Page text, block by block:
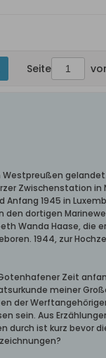
Seite
Zwischenstation in
1945 in
den dortigen
Wanda Haase, die
1944, zur
Zeit
meiner
der
sein. Aus
durch ist kurz bevor